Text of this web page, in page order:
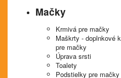
Mačky
Krmivá pre mačky
Maškrty - doplnkové
pre mačky
Úprava srsti
Toalety
Podstielky pre mačky